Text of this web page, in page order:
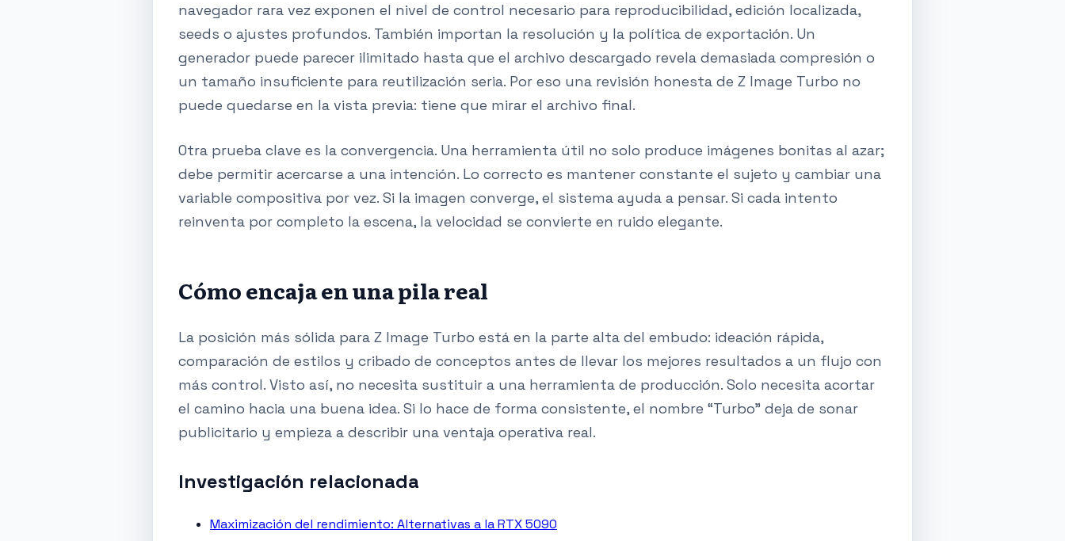
navegador rara vez exponen el nivel de control necesario para reproducibilidad, edición localizada,
seeds o ajustes profundos. También importan la resolución y la política de exportación. Un
generador puede parecer ilimitado hasta que el archivo descargado revela demasiada compresión o
un tamaño insuficiente para reutilización seria. Por eso una revisión honesta de Z Image Turbo no
puede quedarse en la vista previa: tiene que mirar el archivo final.
Otra prueba clave es la convergencia. Una herramienta útil no solo produce imágenes bonitas al azar;
debe permitir acercarse a una intención. Lo correcto es mantener constante el sujeto y cambiar una
variable compositiva por vez. Si la imagen converge, el sistema ayuda a pensar. Si cada intento
reinventa por completo la escena, la velocidad se convierte en ruido elegante.
Cómo encaja en una pila real
La posición más sólida para Z Image Turbo está en la parte alta del embudo: ideación rápida,
comparación de estilos y cribado de conceptos antes de llevar los mejores resultados a un flujo con
más control. Visto así, no necesita sustituir a una herramienta de producción. Solo necesita acortar
el camino hacia una buena idea. Si lo hace de forma consistente, el nombre “Turbo” deja de sonar
publicitario y empieza a describir una ventaja operativa real.
Investigación relacionada
Maximización del rendimiento: Alternativas a la RTX 5090